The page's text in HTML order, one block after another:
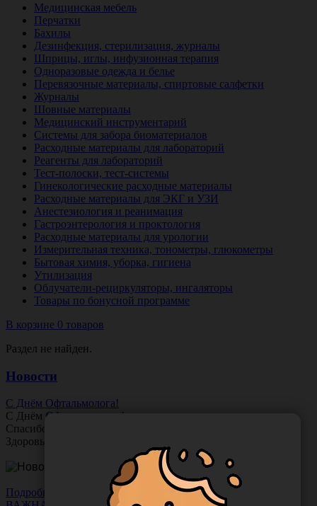
Медицинская мебель
Перчатки
Бахилы
Дезинфекция, стерилизация, журналы
Шприцы, иглы, инфузионная терапия
Одноразовые одежда и белье
Перевязочные материалы, спиртовые салфетки
Журналы
Шовные материалы
Медицинский инструментарий
Системы для забора биоматериалов
Расходные материалы для лабораторий
Реагенты для лабораторий
Тест-полоски, тест-системы
Гинекологические расходные материалы
Расходные материалы для ЭКГ и УЗИ
Анестезиология и реанимация
Гастроэнтерология и проктология
Расходные материалы для урологии
Измерительная техника, тонометры, глюкометры
Бытовая химия, уборка, гигиена
Утилизация
Облучатели-рециркуляторы, ингаляторы
Товары по бонусной программе
В корзине 0 товаров
Раздел не найден.
Новости
С Днём Офтальмолога!
С Днём Офтальмолога
!
Спасибо за ясное зрение и заботу о пациентах.
Здоровья вам и новых профессиональных побед!
Подробнее